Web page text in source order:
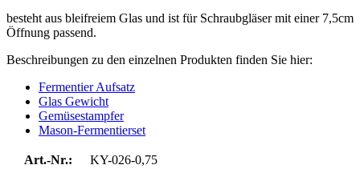
besteht aus bleifreiem Glas und ist für Schraubgläser mit einer 7,5cm
Öffnung passend.
Beschreibungen zu den einzelnen Produkten finden Sie hier:
Fermentier Aufsatz
Glas Gewicht
Gemüsestampfer
Mason-Fermentierset
Art.-Nr.:
KY-026-0,75